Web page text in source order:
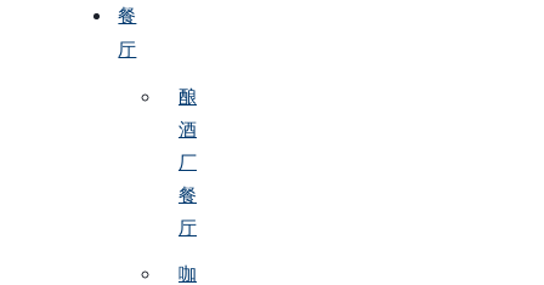
餐
厅
酿
酒
厂
餐
厅
咖